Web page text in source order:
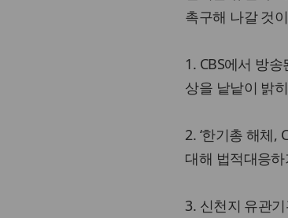
촉구해 나갈 것
1. CBS에서 방
상을 낱낱이 밝
2. ‘한기총 해체,
대해 법적대응
3. 신천지 유관